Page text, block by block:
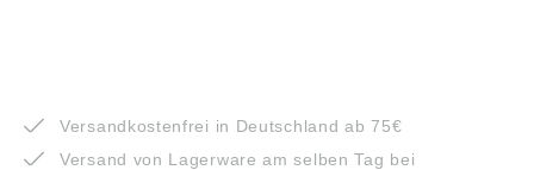
Versandkostenfrei in Deutschland ab 75€
Versand von Lagerware am selben Tag bei